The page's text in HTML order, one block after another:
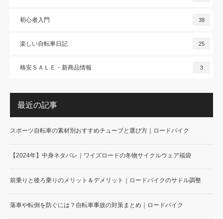
初心者入門 38
楽しい自転車日記 25
格安ＳＡＬＥ・新商品情報 3
最近の記事
スポーツ自転車の素材別おすすめチューブと選び方｜ロードバイク
【2024年】中身ネタバレ｜ワイズロードの冬物サイクルウェア福袋
前乗りと後ろ乗りのメリット＆デメリット｜ロードバイクのサドル調整
落車や転倒を防ぐには？自転車事故の対策まとめ｜ロードバイク